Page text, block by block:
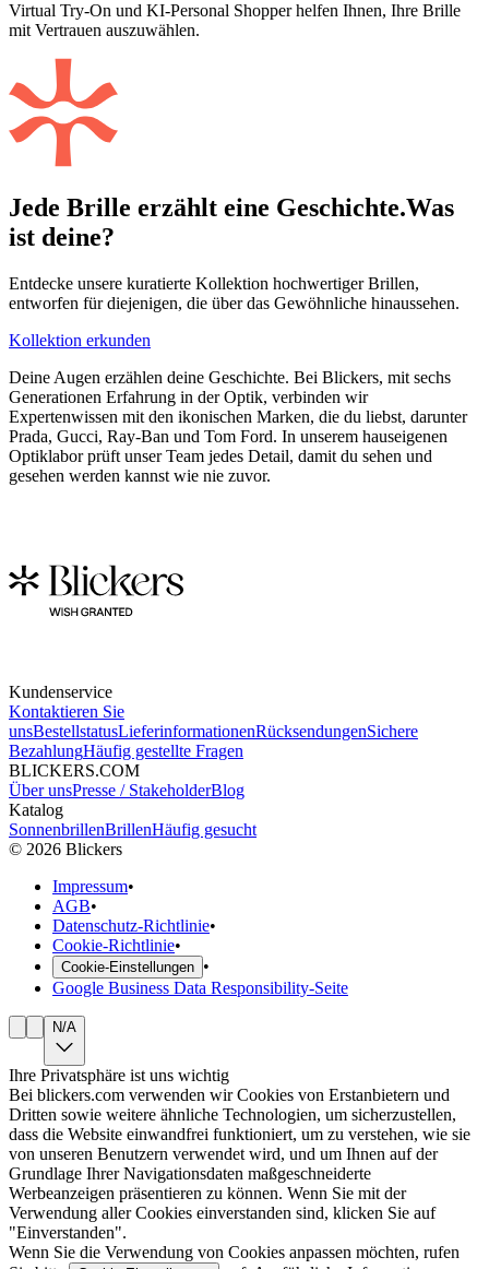
Virtual Try-On und KI-Personal Shopper helfen Ihnen, Ihre Brille
mit Vertrauen auszuwählen.
Jede Brille erzählt eine Geschichte.Was
ist deine?
Entdecke unsere kuratierte Kollektion hochwertiger Brillen,
entworfen für diejenigen, die über das Gewöhnliche hinaussehen.
Kollektion erkunden
Deine Augen erzählen deine Geschichte. Bei Blickers, mit sechs
Generationen Erfahrung in der Optik, verbinden wir
Expertenwissen mit den ikonischen Marken, die du liebst, darunter
Prada, Gucci, Ray-Ban und Tom Ford. In unserem hauseigenen
Optiklabor prüft unser Team jedes Detail, damit du sehen und
gesehen werden kannst wie nie zuvor.
Kundenservice
Kontaktieren Sie
unsBestellstatusLieferinformationenRücksendungenSichere
BezahlungHäufig gestellte Fragen
BLICKERS.COM
Über unsPresse / StakeholderBlog
Katalog
SonnenbrillenBrillenHäufig gesucht
© 2026 Blickers
Impressum•
AGB•
Datenschutz-Richtlinie•
Cookie-Richtlinie•
Cookie-Einstellungen •
Google Business Data Responsibility-Seite
N/A
Ihre Privatsphäre ist uns wichtig
Bei blickers.com verwenden wir Cookies von Erstanbietern und
Dritten sowie weitere ähnliche Technologien, um sicherzustellen,
dass die Website einwandfrei funktioniert, um zu verstehen, wie sie
von unseren Benutzern verwendet wird, und um Ihnen auf der
Grundlage Ihrer Navigationsdaten maßgeschneiderte
Werbeanzeigen präsentieren zu können. Wenn Sie mit der
Verwendung aller Cookies einverstanden sind, klicken Sie auf
"Einverstanden".
Wenn Sie die Verwendung von Cookies anpassen möchten, rufen